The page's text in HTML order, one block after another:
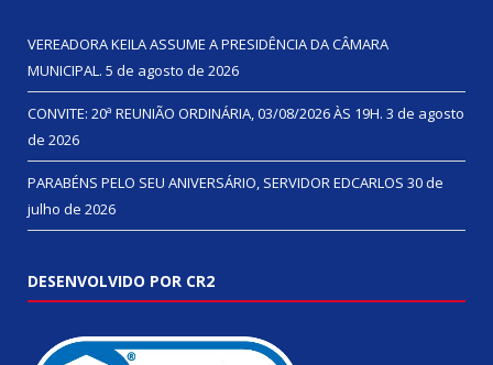
VEREADORA KEILA ASSUME A PRESIDÊNCIA DA CÂMARA
MUNICIPAL. 5 de agosto de 2026
CONVITE: 20ª REUNIÃO ORDINÁRIA, 03/08/2026 ÀS 19H. 3 de agosto
de 2026
PARABÉNS PELO SEU ANIVERSÁRIO, SERVIDOR EDCARLOS 30 de
julho de 2026
DESENVOLVIDO POR CR2